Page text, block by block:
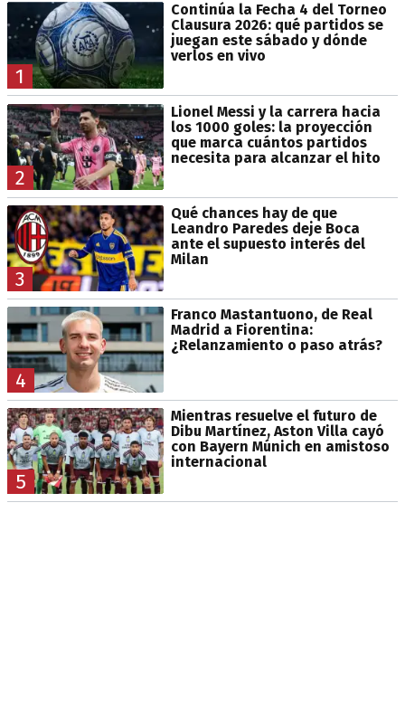
1
Continúa la Fecha 4 del Torneo
Clausura 2026: qué partidos se
juegan este sábado y dónde
verlos en vivo
2
Lionel Messi y la carrera hacia
los 1000 goles: la proyección
que marca cuántos partidos
necesita para alcanzar el hito
3
Qué chances hay de que
Leandro Paredes deje Boca
ante el supuesto interés del
Milan
4
Franco Mastantuono, de Real
Madrid a Fiorentina:
¿Relanzamiento o paso atrás?
5
Mientras resuelve el futuro de
Dibu Martínez, Aston Villa cayó
con Bayern Múnich en amistoso
internacional